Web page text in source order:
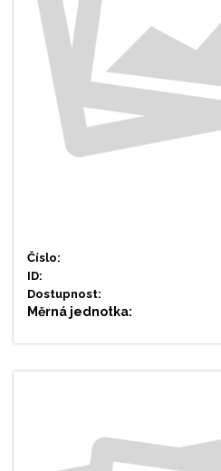
Číslo:
ID:
Dostupnost:
Měrná jednotka: